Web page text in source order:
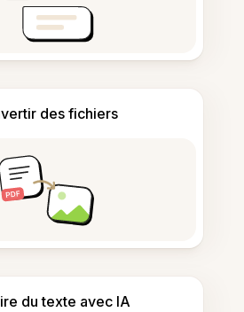
des fichiers
du texte avec IA